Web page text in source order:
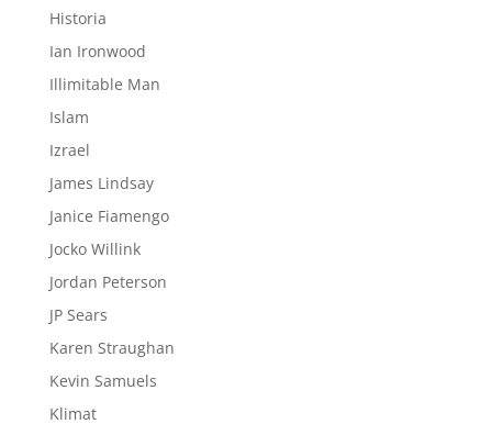
Historia
Ian Ironwood
Illimitable Man
Islam
Izrael
James Lindsay
Janice Fiamengo
Jocko Willink
Jordan Peterson
JP Sears
Karen Straughan
Kevin Samuels
Klimat